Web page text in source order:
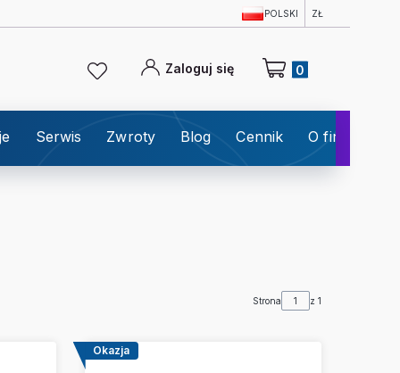
POLSKI ZŁ
Zaloguj się Produkty w koszyku:
Serwis Zwroty Blog Cennik O firmie
Strona z 1
Okazja